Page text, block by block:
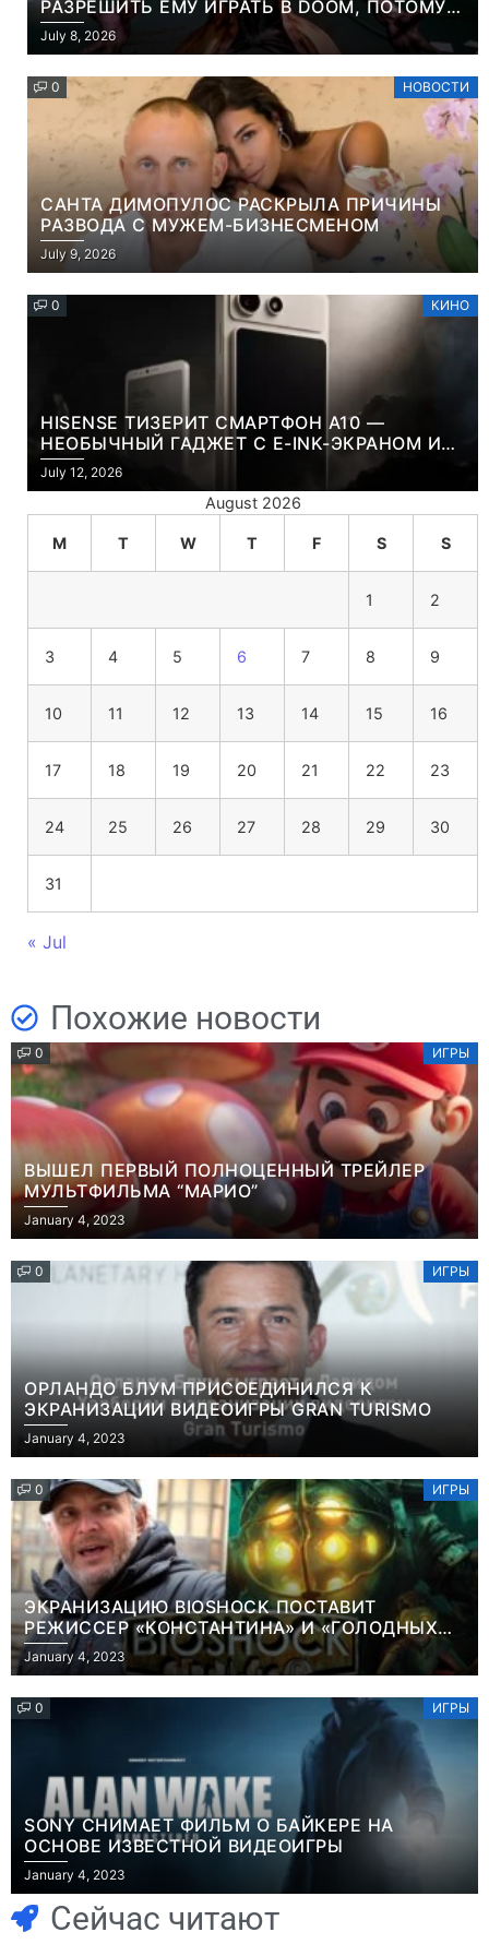
РАЗРЕШИТЬ ЕМУ ИГРАТЬ В DOOM, ПОТОМУ
ЧТО ЭТО ХРИСТИАНСКАЯ ИГРА ПРО
УБИЙСТВО ДЕМОНОВ
July 8, 2026
0 НОВОСТИ
САНТА ДИМОПУЛОС РАСКРЫЛА ПРИЧИНЫ
РАЗВОДА С МУЖЕМ-БИЗНЕСМЕНОМ
July 9, 2026
0 КИНО
HISENSE ТИЗЕРИТ СМАРТФОН A10 —
НЕОБЫЧНЫЙ ГАДЖЕТ С E-INK-ЭКРАНОМ И
СЪЕМНОЙ LCD-ПАНЕЛЬЮ ДЛЯ ЦВЕТНОГО
КОНТЕНТА И СОЦСЕТЕЙ
July 12, 2026
August 2026
M T W T F S S
1 2
3 4 5 6 7 8 9
10 11 12 13 14 15 16
17 18 19 20 21 22 23
24 25 26 27 28 29 30
31
« Jul
Похожие новости
0 ИГРЫ
ВЫШЕЛ ПЕРВЫЙ ПОЛНОЦЕННЫЙ ТРЕЙЛЕР
МУЛЬТФИЛЬМА “МАРИО”
January 4, 2023
0 ИГРЫ
ОРЛАНДО БЛУМ ПРИСОЕДИНИЛСЯ К
ЭКРАНИЗАЦИИ ВИДЕОИГРЫ GRAN TURISMO
January 4, 2023
0 ИГРЫ
ЭКРАНИЗАЦИЮ BIOSHOCK ПОСТАВИТ
РЕЖИССЕР «КОНСТАНТИНА» И «ГОЛОДНЫХ
ИГР»
January 4, 2023
0 ИГРЫ
SONY СНИМАЕТ ФИЛЬМ О БАЙКЕРЕ НА
ОСНОВЕ ИЗВЕСТНОЙ ВИДЕОИГРЫ
January 4, 2023
Сейчас читают
Игры
Геймеры
отменяют
Новичок-геймер